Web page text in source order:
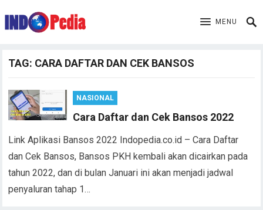
MENU
TAG: CARA DAFTAR DAN CEK BANSOS
NASIONAL
Cara Daftar dan Cek Bansos 2022
Link Aplikasi Bansos 2022 Indopedia.co.id – Cara Daftar
dan Cek Bansos, Bansos PKH kembali akan dicairkan pada
tahun 2022, dan di bulan Januari ini akan menjadi jadwal
penyaluran tahap 1…